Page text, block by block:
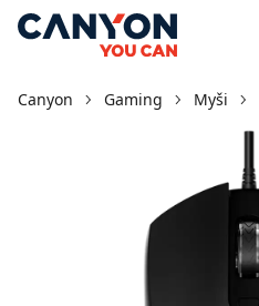
Canyon Gaming Myši